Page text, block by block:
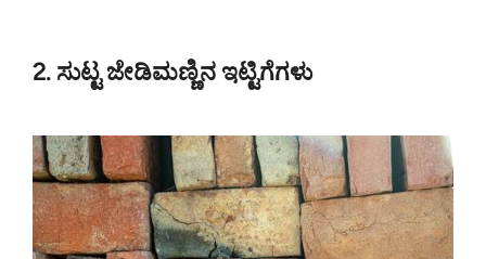
2. ಸುಟ್ಟ ಜೇಡಿಮಣ್ಣಿನ ಇಟ್ಟಿಗೆಗಳು